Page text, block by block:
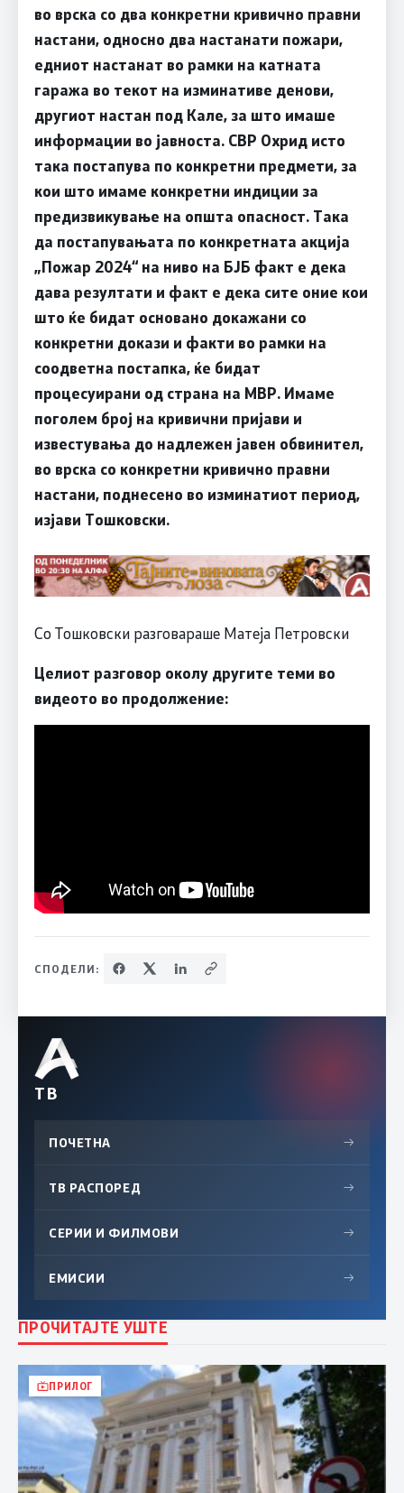
во врска со два конкретни кривично правни
настани, односно два настанати пожари,
едниот настанат во рамки на катната
гаража во текот на изминативе денови,
другиот настан под Кале, за што имаше
информации во јавноста. СВР Охрид исто
така постапува по конкретни предмети, за
кои што имаме конкретни индиции за
предизвикување на општа опасност. Така
да постапувањата по конкретната акција
„Пожар 2024“ на ниво на БЈБ факт е дека
дава резултати и факт е дека сите оние кои
што ќе бидат основано докажани со
конкретни докази и факти во рамки на
соодветна постапка, ќе бидат
процесуирани од страна на МВР. Имаме
поголем број на кривични пријави и
известувања до надлежен јавен обвинител,
во врска со конкретни кривично правни
настани, поднесено во изминатиот период,
изјави Тошковски.
Со Тошковски разговараше Матеја Петровски
Целиот разговор околу другите теми во
видеото во продолжение:
СПОДЕЛИ:
ТВ
ПОЧЕТНА →
ТВ РАСПОРЕД →
СЕРИИ И ФИЛМОВИ →
ЕМИСИИ →
ПРОЧИТАЈТЕ УШТЕ
ПРИЛОГ